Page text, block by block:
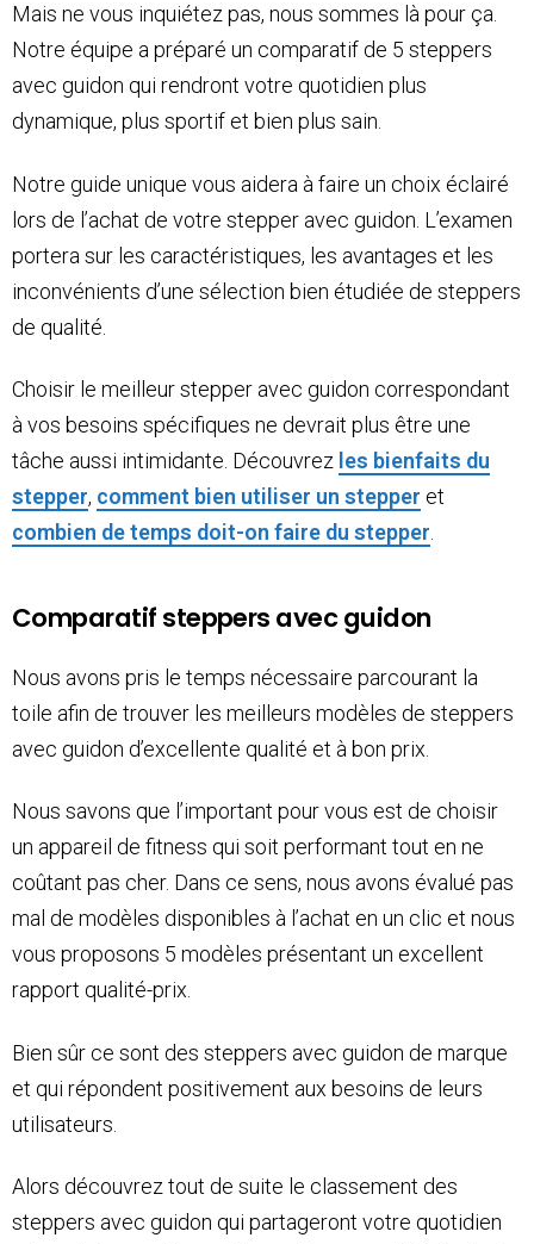
Mais ne vous inquiétez pas, nous sommes là pour ça.
Notre équipe a préparé un comparatif de 5 steppers
avec guidon qui rendront votre quotidien plus
dynamique, plus sportif et bien plus sain.
Notre guide unique vous aidera à faire un choix éclairé
lors de l’achat de votre stepper avec guidon. L’examen
portera sur les caractéristiques, les avantages et les
inconvénients d’une sélection bien étudiée de steppers
de qualité.
Choisir le meilleur stepper avec guidon correspondant
à vos besoins spécifiques ne devrait plus être une
tâche aussi intimidante. Découvrez les bienfaits du
stepper, comment bien utiliser un stepper et
combien de temps doit-on faire du stepper
Comparatif steppers avec guidon
Nous avons pris le temps nécessaire parcourant la
toile afin de trouver les meilleurs modèles de steppers
avec guidon d’excellente qualité et à bon prix.
Nous savons que l’important pour vous est de choisir
un appareil de fitness qui soit performant tout en ne
coûtant pas cher. Dans ce sens, nous avons évalué pas
mal de modèles disponibles à l’achat en un clic et nous
vous proposons 5 modèles présentant un excellent
rapport qualité-prix.
Bien sûr ce sont des steppers avec guidon de marque
et qui répondent positivement aux besoins de leurs
utilisateurs.
Alors découvrez tout de suite le classement des
steppers avec guidon qui partageront votre quotidien